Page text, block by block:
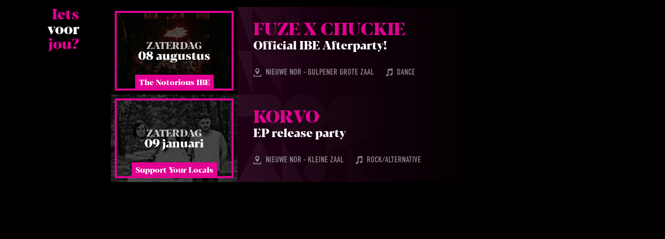
Iets
voor
jou?
The Notorious IBE
ZATERDAG
08 augustus
FUZE X CHUCKIE
Offi­ci­al IBE Afterparty!
NIEUWE NOR - GULPENER GROTE ZAAL DANCE
Support Your Locals
ZATERDAG
09 januari
KOR­VO
EPrelea­se party
NIEUWE NOR - KLEINE ZAAL ROCK/ALTERNATIVE